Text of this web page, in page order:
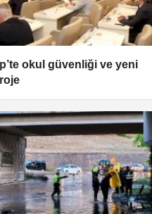
okul güvenliği ve yeni